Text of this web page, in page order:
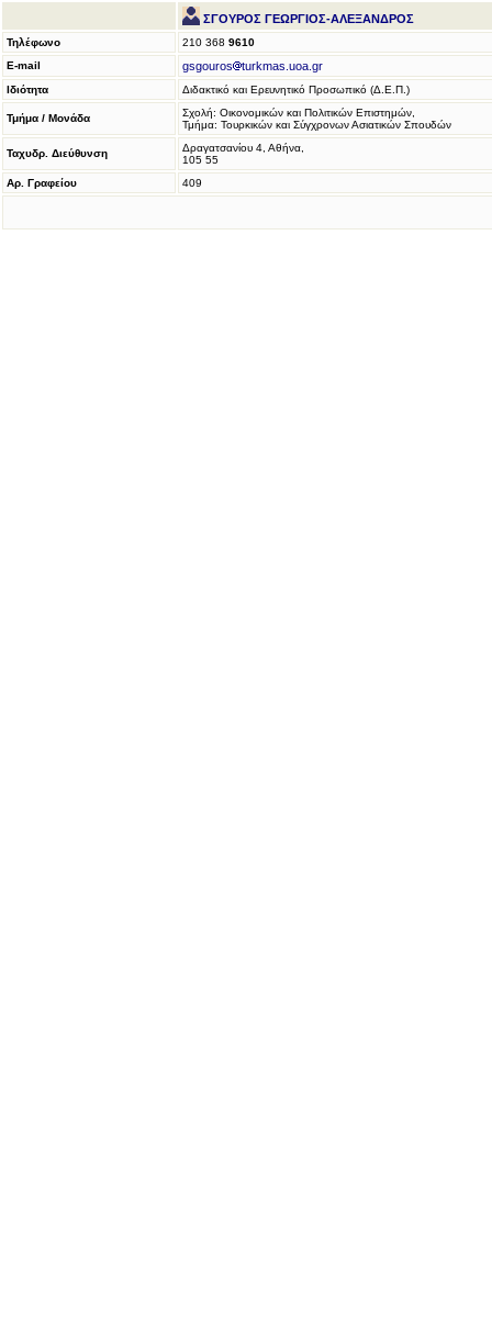
ΣΓΟΥΡΟΣ ΓΕΩΡΓΙΟΣ-ΑΛΕΞΑΝΔΡΟΣ
Τηλέφωνο 210 368 9610
E-mail
gsgouros turkmas.uoa.gr
Ιδιότητα Διδακτικό και Ερευνητικό Προσωπικό (Δ.Ε.Π.)
Τμήμα / Μονάδα
Σχολή: Οικoνομικών και Πολιτικών Επιστημών,
Τμήμα: Τουρκικών και Σύγχρονων Ασιατικών Σπουδών
Ταχυδρ. Διεύθυνση
Δραγατσανίου 4, Αθήνα,
105 55
Αρ. Γραφείου
409